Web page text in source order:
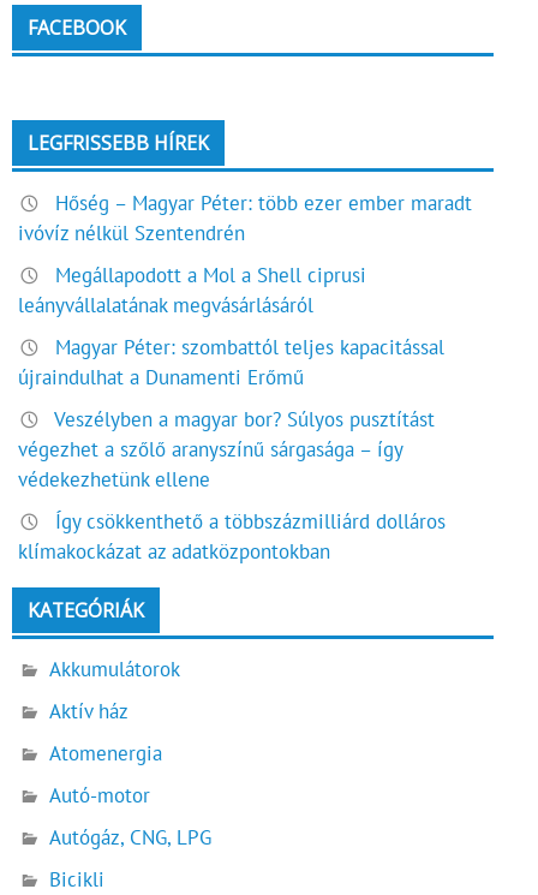
FACEBOOK
LEGFRISSEBB HÍREK
Hőség – Magyar Péter: több ezer ember maradt
ivóvíz nélkül Szentendrén
Megállapodott a Mol a Shell ciprusi
leányvállalatának megvásárlásáról
Magyar Péter: szombattól teljes kapacitással
újraindulhat a Dunamenti Erőmű
Veszélyben a magyar bor? Súlyos pusztítást
végezhet a szőlő aranyszínű sárgasága – így
védekezhetünk ellene
Így csökkenthető a többszázmilliárd dolláros
klímakockázat az adatközpontokban
KATEGÓRIÁK
Akkumulátorok
Aktív ház
Atomenergia
Autó-motor
Autógáz, CNG, LPG
Bicikli